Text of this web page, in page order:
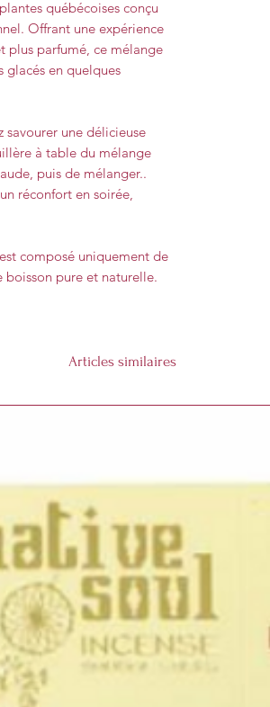
québécoises conçu
Offrant une expérience
plus parfumé, ce mélange
glacés en quelques
savourer une délicieuse
à table du mélange
puis de mélanger..
réconfort en soirée,
composé uniquement de
boisson pure et naturelle.
Articles similaires